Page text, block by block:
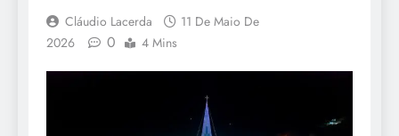
Cláudio Lacerda
11 De Maio De
2026
0 4 Mins